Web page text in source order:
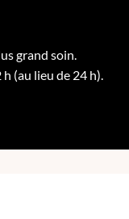
grand soin.
(au lieu de 24 h).